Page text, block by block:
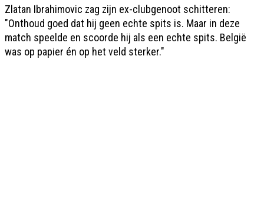
Zlatan Ibrahimovic zag zijn ex-clubgenoot schitteren:
"Onthoud goed dat hij geen echte spits is. Maar in deze
match speelde en scoorde hij als een echte spits. België
was op papier én op het veld sterker."